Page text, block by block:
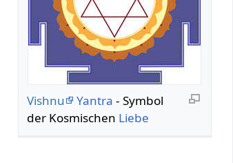
Vishnu Yantra - Symbol
der Kosmischen Liebe